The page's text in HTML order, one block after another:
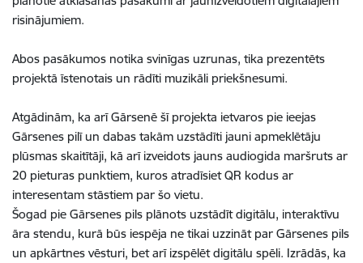
risinājumiem.
Abos pasākumos notika svinīgas uzrunas, tika prezentēts
projektā īstenotais un rādīti muzikāli priekšnesumi.
Atgādinām, ka arī Gārsenē šī projekta ietvaros pie ieejas
Gārsenes pilī un dabas takām uzstādīti jauni apmeklētāju
plūsmas skaitītāji, kā arī izveidots jauns audiogida maršruts ar
20 pieturas punktiem, kuros atradīsiet QR kodus ar
interesentam stāstiem par šo vietu.
Šogad pie Gārsenes pils plānots uzstādīt digitālu, interaktīvu
āra stendu, kurā būs iespēja ne tikai uzzināt par Gārsenes pils
un apkārtnes vēsturi, bet arī izspēlēt digitālu spēli. Izrādās, ka